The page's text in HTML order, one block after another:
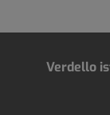
Verdello